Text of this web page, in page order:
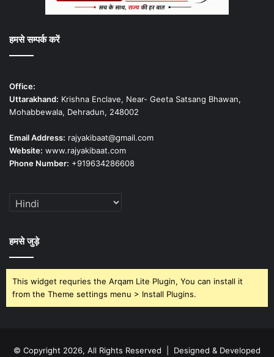
हमसे सम्पर्क करें
Office:
Uttarakhand: Krishna Enclave, Near- Geeta Satsang Bhawan,
Mohabbewala, Dehradun, 248002
Email Address: rajyakibaat@gmail.com
Website: www.rajyakibaat.com
Phone Number: +919634286608
हमसे जुड़े
This widget requries the Arqam Lite Plugin, You can install it
from the Theme settings menu > Install Plugins.
© Copyright 2026, All Rights Reserved | Designed & Developed